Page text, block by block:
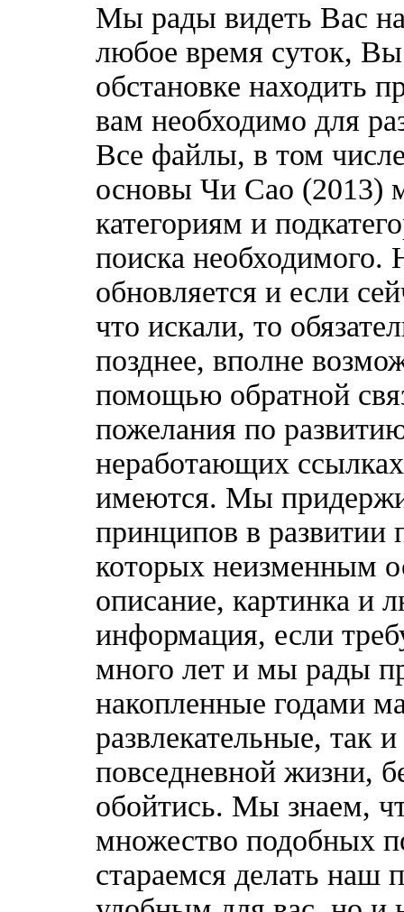
Мы рады видеть Вас
любое время суток,
обстановке находить
вам необходимо для
Все файлы, в том
основы Чи Сао (2013)
категориям и
поиска необходимого.
обновляется и если
что искали, то
позднее, вполне
помощью обратной
пожелания по
неработающих
имеются. Мы
принципов в развитии
которых неизменным
описание, картинка и
информация, если
много лет и мы рады
накопленные годами
развлекательные, так
повседневной жизни,
обойтись. Мы знаем,
множество подобных
стараемся делать наш